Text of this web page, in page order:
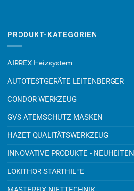
PRODUKT-KATEGORIEN
AIRREX Heizsystem
AUTOTESTGERÄTE LEITENBERGER
CONDOR WERKZEUG
GVS ATEMSCHUTZ MASKEN
HAZET QUALITÄTSWERKZEUG
INNOVATIVE PRODUKTE - NEUHEITEN
LOKITHOR STARTHILFE